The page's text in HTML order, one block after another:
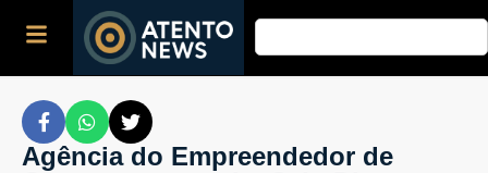
Agência do Empreendedor de